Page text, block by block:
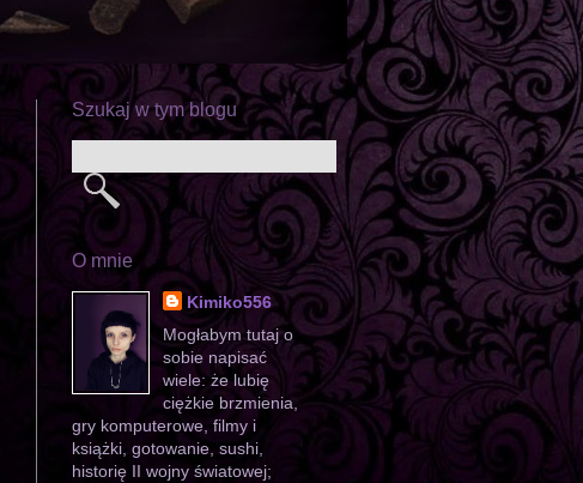
Szukaj w tym blogu
O mnie
Kimiko556
Mogłabym tutaj o
sobie napisać
wiele: że lubię
ciężkie brzmienia,
gry komputerowe, filmy i
książki, gotowanie, sushi,
historię II wojny światowej;